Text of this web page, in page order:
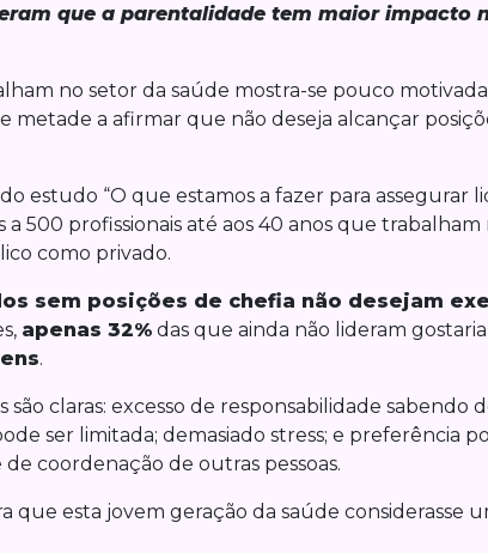
que a parentalidade tem maior impacto
no setor da saúde mostra-se pouco
metade a afirmar que não deseja alcançar
estudo “O que estamos a fazer para assegurar
500 profissionais até aos 40 anos que trabalham
como privado.
sem posições de chefia não desejam
apenas 32% das que ainda não lideram
.
são claras: excesso de responsabilidade sabendo
ser limitada; demasiado stress; e preferência
coordenação de outras pessoas.
que esta jovem geração da saúde considerasse